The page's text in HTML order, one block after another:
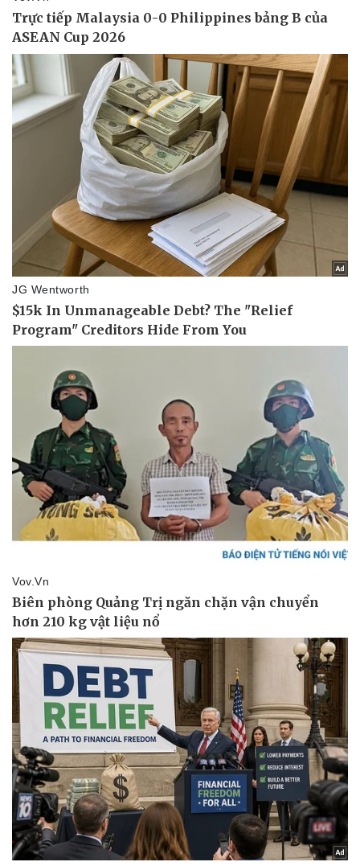
Pháp luật
Vụ án
Tin nóng
Tư vấn luật
Quân sự - Quốc phòng
Vũ khí
Việt Nam
Phân tích